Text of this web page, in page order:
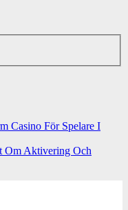
Casino För Spelare I
Om Aktivering Och